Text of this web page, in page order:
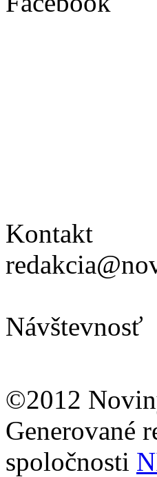
Kontakt
Návštevnosť
©2012
Generované
spoločnosti